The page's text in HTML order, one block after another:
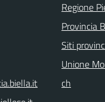
Regione
Provincia
Siti
Unione
ch